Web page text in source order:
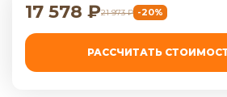
17 578 ₽21 973₽ -20%
РАССЧИТАТЬ